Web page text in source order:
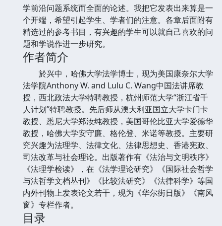
学前沿问题系统而全面的论述。我把它发表出来算是一
个开端，希望引起学生、学者们的注意。各章后面附有
精选过的参考书目，有兴趣的学生可以就自己喜欢的问
题和学说作进一步研究。
作者简介
於兴中，哈佛大学法学博士，现为美国康奈尔大学
法学院Anthony W. and Lulu C. Wang中国法讲席教
授，西北政法大学特聘教授，杭州师范大学“浙江省千
人计划”特聘教授。先后师从澳大利亚国立大学卡门卡
教授、悉尼大学郑汝纯教授，美国哥伦比亚大学爱德华
教授，哈佛大学安守廉、格伦登、米诺等教授。主要研
究兴趣为法理学、法律文化、法律思想史、香港宪政、
司法改革与社会理论。出版著作有《法治与文明秩序》
《法理学检读》，在《法学理论研究》《国际社会哲学
与法哲学文档丛刊》《比较法研究》《法律科学》等国
内外刊物上发表论文若干，现为《华尔街日版》《南风
窗》专栏作者。
目录